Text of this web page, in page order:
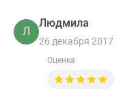
Л
Людмила
26 декабря 2017
Оценка